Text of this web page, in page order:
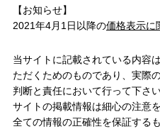
【お知らせ】
2021年4月1日以降の価格表示に
当サイトに記載されている内容
ただくためのものであり、実際
判断と責任において行って下さ
サイトの掲載情報は細心の注意
全ての情報の正確性を保証する